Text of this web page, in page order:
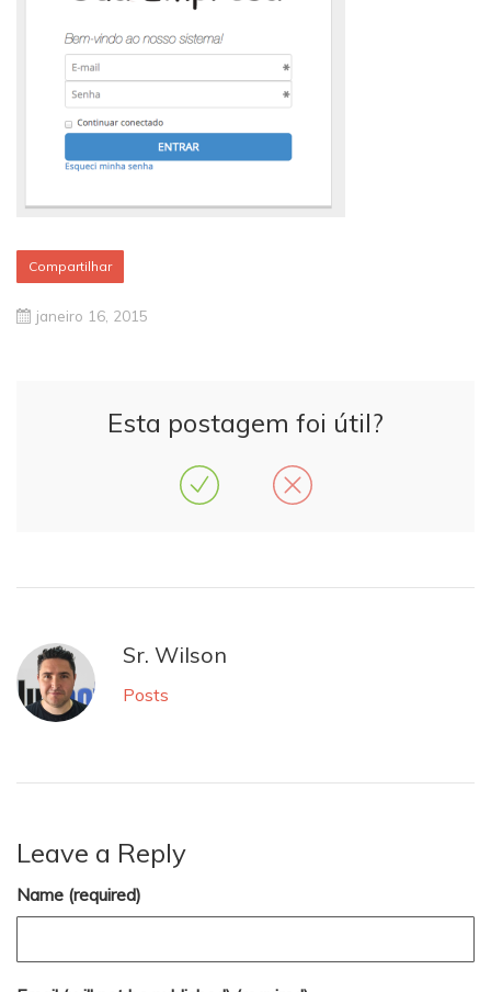
Compartilhar
janeiro 16, 2015
Esta postagem foi útil?
Sr. Wilson
Posts
Leave a Reply
Name (required)